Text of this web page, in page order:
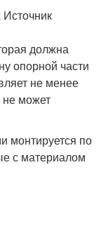
должна
опорной части
не менее
не может
монтируется по
с материалом